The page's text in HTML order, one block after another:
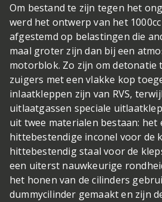
Om bestand te zijn tegen het
werd het ontwerp van het
afgestemd op belastingen die
maal groter zijn dan bij een
motorblok. Zo zijn om detonatie
zuigers met een vlakke kop
inlaatkleppen zijn van RVS,
uitlaatgassen speciale
uit twee materialen bestaan: het
hittebestendige inconel voor de
hittebestendig staal voor de
een uiterst nauwkeurige
het honen van de cilinders
dummycilinder gemaakt en zijn